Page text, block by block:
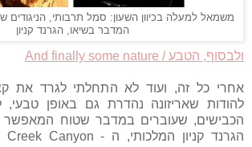
המדבר בשיאו, הגרנד קניון
ולבסוף, הטבע / And finally some nature
אחרי כל זה, ועוד לא התחלתי לגרד את
להודות שאריזונה נהדרת גם באופן טבעי,
הכבישים, שעוברים במדבר שטוח המאפשר